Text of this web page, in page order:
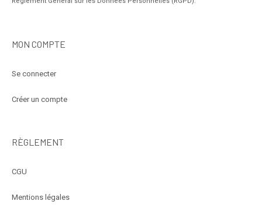
MON COMPTE
Se connecter
Créer un compte
RÈGLEMENT
CGU
Mentions légales